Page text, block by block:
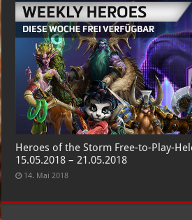
Heroes of the Storm Free-to-Play-
15.05.2018 – 21.05.2018
14. Mai 2018